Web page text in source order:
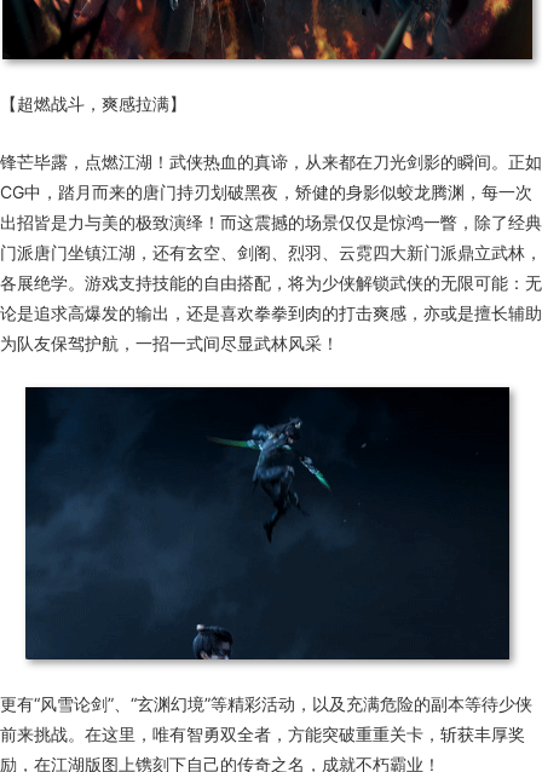
【超燃战斗，爽感拉满】
锋芒毕露，点燃江湖！武侠热血的真谛，从来都在刀光剑影的瞬间。正如
CG中，踏月而来的唐门持刃划破黑夜，矫健的身影似蛟龙腾渊，每一次
出招皆是力与美的极致演绎！而这震撼的场景仅仅是惊鸿一瞥，除了经典
门派唐门坐镇江湖，还有玄空、剑阁、烈羽、云霓四大新门派鼎立武林，
各展绝学。游戏支持技能的自由搭配，将为少侠解锁武侠的无限可能：无
论是追求高爆发的输出，还是喜欢拳拳到肉的打击爽感，亦或是擅长辅助
为队友保驾护航，一招一式间尽显武林风采！
更有“风雪论剑”、“玄渊幻境”等精彩活动，以及充满危险的副本等待少侠
前来挑战。在这里，唯有智勇双全者，方能突破重重关卡，斩获丰厚奖
励，在江湖版图上镌刻下自己的传奇之名，成就不朽霸业！